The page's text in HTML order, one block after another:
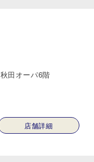
田オーパ6階
店舗詳細